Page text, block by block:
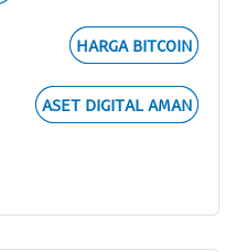
HARGA BITCOIN
ASET DIGITAL AMAN